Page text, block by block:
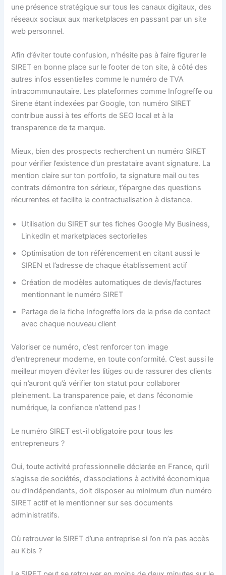
une présence stratégique sur tous les canaux digitaux, des
réseaux sociaux aux marketplaces en passant par un site
web personnel.
Afin d’éviter toute confusion, n’hésite pas à faire figurer le
SIRET en bonne place sur le footer de ton site, à côté des
autres infos essentielles comme le numéro de TVA
intracommunautaire. Les plateformes comme Infogreffe ou
Sirene étant indexées par Google, ton numéro SIRET
contribue aussi à tes efforts de SEO local et à la
transparence de ta marque.
Mieux, bien des prospects recherchent un numéro SIRET
pour vérifier l’existence d’un prestataire avant signature. La
mention claire sur ton portfolio, ta signature mail ou tes
contrats démontre ton sérieux, t’épargne des questions
récurrentes et facilite la contractualisation à distance.
Utilisation du SIRET sur tes fiches Google My Business,
LinkedIn et marketplaces sectorielles
Optimisation de ton référencement en citant aussi le
SIREN et l’adresse de chaque établissement actif
Création de modèles automatiques de devis/factures
mentionnant le numéro SIRET
Partage de la fiche Infogreffe lors de la prise de contact
avec chaque nouveau client
Valoriser ce numéro, c’est renforcer ton image
d’entrepreneur moderne, en toute conformité. C’est aussi le
meilleur moyen d’éviter les litiges ou de rassurer des clients
qui n’auront qu’à vérifier ton statut pour collaborer
pleinement. La transparence paie, et dans l’économie
numérique, la confiance n’attend pas !
Le numéro SIRET est-il obligatoire pour tous les
entrepreneurs ?
Oui, toute activité professionnelle déclarée en France, qu’il
s’agisse de sociétés, d’associations à activité économique
ou d’indépendants, doit disposer au minimum d’un numéro
SIRET actif et le mentionner sur ses documents
administratifs.
Où retrouver le SIRET d’une entreprise si l’on n’a pas accès
au Kbis ?